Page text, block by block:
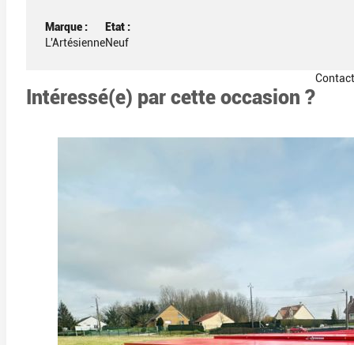
Marque :
L'Artésienne
Etat :
Neuf
Intéressé(e) par cette occasion ?